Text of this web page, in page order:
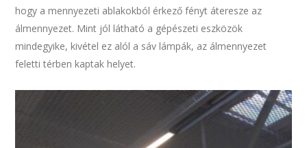
hogy a mennyezeti ablakokból érkező fényt áteresze az
álmennyezet. Mint jól látható a gépészeti eszközök
mindegyike, kivétel ez alól a sáv lámpák, az álmennyezet
feletti térben kaptak helyet.